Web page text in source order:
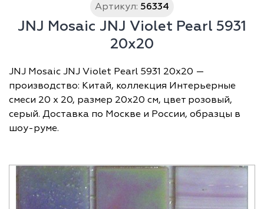
Артикул: 56334
JNJ Mosaic JNJ Violet Pearl 5931
20x20
JNJ Mosaic JNJ Violet Pearl 5931 20x20 —
производство: Китай, коллекция Интерьерные
смеси 20 х 20, размер 20х20 см, цвет розовый,
серый. Доставка по Москве и России, образцы в
шоу-руме.